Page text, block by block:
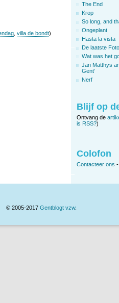
villa de bondt)
The End
Krop
So long, and
Ongeplant
Hasta la vista
De laatste
Wat was het
Jan Matthys
Gent’
Nerf
Blijf op
Ontvang de
is RSS?)
Colofon
Contacteer ons -
© 2005-2017 Gentblogt vzw.